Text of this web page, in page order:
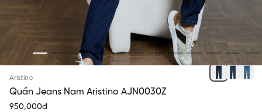
Aristino
Quần Jeans Nam Aristino AJN0030Z
950,000đ
XANH CHÀM ĐẬM